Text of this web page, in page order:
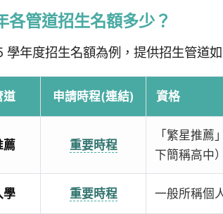
各管道招生名額多少？
學年度招生名額為例，提供招生管道如
道 申請時程(連結) 資格
薦 重要時程
「繁星推
下簡稱高中
學 重要時程 一般所稱個